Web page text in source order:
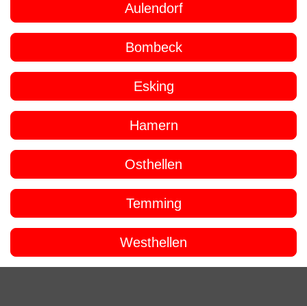
Aulendorf
Bombeck
Esking
Hamern
Osthellen
Temming
Westhellen